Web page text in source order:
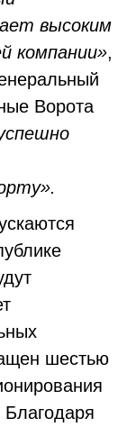
высоким
компании»,
Ворота
шестью
Благодаря